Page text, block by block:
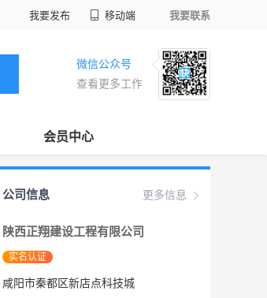
我要发布 移动端 我要联系
微信公众号
查看更多工作
会员中心
更多信息
公司信息
陕西正翔建设工程有限公司
实名认证
咸阳市秦都区新店点科技城